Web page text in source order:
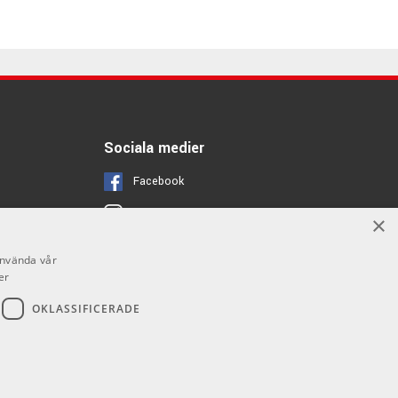
Sociala medier
Facebook
Instagram ×
vår
OKLASSIFICERADE